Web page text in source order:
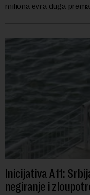
miliona evra duga
Inicijativa A11:
negiranje i